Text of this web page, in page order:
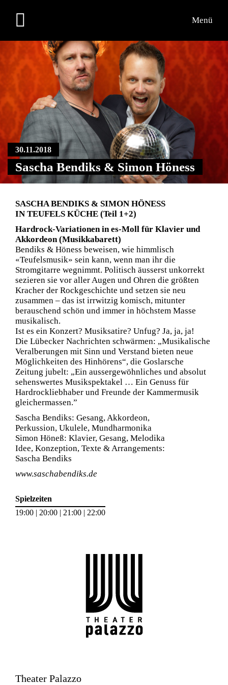
Übersicht
Medien
Kontakt
Menü
30.11.2018
Sascha Bendiks & Simon Höness
SASCHA BENDIKS & SIMON HÖNESS
IN TEUFELS KÜCHE (Teil 1+2)
Hardrock-Variationen in es-Moll für Klavier und
Akkordeon (Musikkabarett)
Bendiks & Höness beweisen, wie himmlisch
«Teufelsmusik» sein kann, wenn man ihr die
Stromgitarre wegnimmt. Politisch äusserst unkorrekt
sezieren sie vor aller Augen und Ohren die größten
Kracher der Rockgeschichte und setzen sie neu
zusammen – das ist irrwitzig komisch, mitunter
berauschend schön und immer in höchstem Masse
musikalisch.
Ist es ein Konzert? Musiksatire? Unfug? Ja, ja, ja!
Die Lübecker Nachrichten schwärmen: „Musikalische
Veralberungen mit Sinn und Verstand bieten neue
Möglichkeiten des Hinhörens“, die Goslarsche
Zeitung jubelt: „Ein aussergewöhnliches und absolut
sehenswertes Musikspektakel … Ein Genuss für
Hardrockliebhaber und Freunde der Kammermusik
gleichermassen.”
Sascha Bendiks: Gesang, Akkordeon,
Perkussion, Ukulele, Mundharmonika
Simon Höneß: Klavier, Gesang, Melodika
Idee, Konzeption, Texte & Arrangements:
Sascha Bendiks
www.saschabendiks.de
Spielzeiten
19:00 | 20:00 | 21:00 | 22:00
Theater Palazzo